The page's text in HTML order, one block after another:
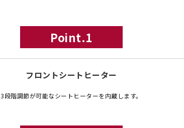
Point.1
フロントシートヒーター
3段階調節が可能なシートヒーターを内蔵します。